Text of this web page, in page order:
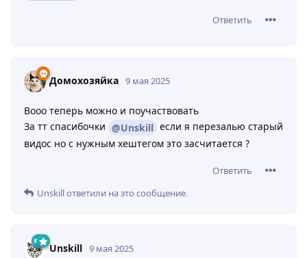
Ответить
Домохозяйка 9 мая 2025
Вооо теперь можно и поучаствовать
За тт спасибочки @Unskill если я перезалью старый
видос но с нужным хештегом это засчитается ?
Ответить
Unskillответили на это сообщение.
Unskill 9 мая 2025